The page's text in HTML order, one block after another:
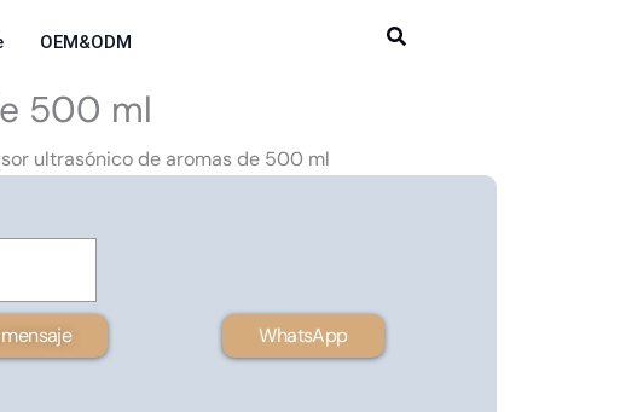
OEM&ODM
500 ml
ultrasónico de aromas de 500 ml
WhatsApp